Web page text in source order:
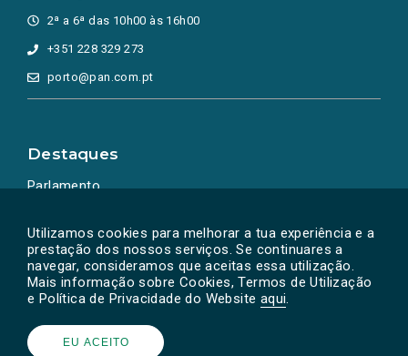
Utilizamos cookies para melhorar a tua experiência e a
prestação dos nossos serviços. Se continuares a
navegar, consideramos que aceitas essa utilização.
Mais informação sobre Cookies, Termos de Utilização
e Política de Privacidade do Website aqui.
EU ACEITO
2ª a 6ª das 10h00 às 16h00
+351 228 329 273
porto@pan.com.pt
Destaques
Parlamento
Powered by © PAN 2026